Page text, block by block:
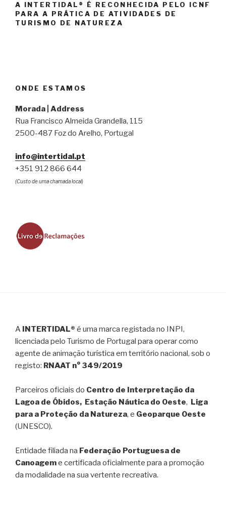
A INTERTIDAL® É RECONHECIDA PELO ICNF
PARA A PRÁTICA DE ATIVIDADES DE
TURISMO DE NATUREZA
ONDE ESTAMOS
Morada | Address
Rua Francisco Almeida Grandella, 115
2500-487 Foz do Arelho, Portugal
info@intertidal.pt
+351 912 866 644
(Custo de uma chamada local)
A INTERTIDAL® é uma marca registada no INPI,
licenciada pelo Turismo de Portugal para operar como
agente de animação turística em território nacional, sob o
registo: RNAAT n° 349/2019
Parceiros oficiais do Centro de Interpretação da
Lagoa de Óbidos, Estação Náutica do Oeste, Liga
para a Proteção da Natureza, e Geoparque Oeste
(UNESCO).
Entidade filiada na Federação Portuguesa de
Canoageme certificada oficialmente para a promoção
da modalidade na sua vertente recreativa.